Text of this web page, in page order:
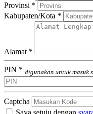
Provinsi *
Kabupaten/Kota *
Alamat *
PIN * digunakan untuk masuk
Captcha